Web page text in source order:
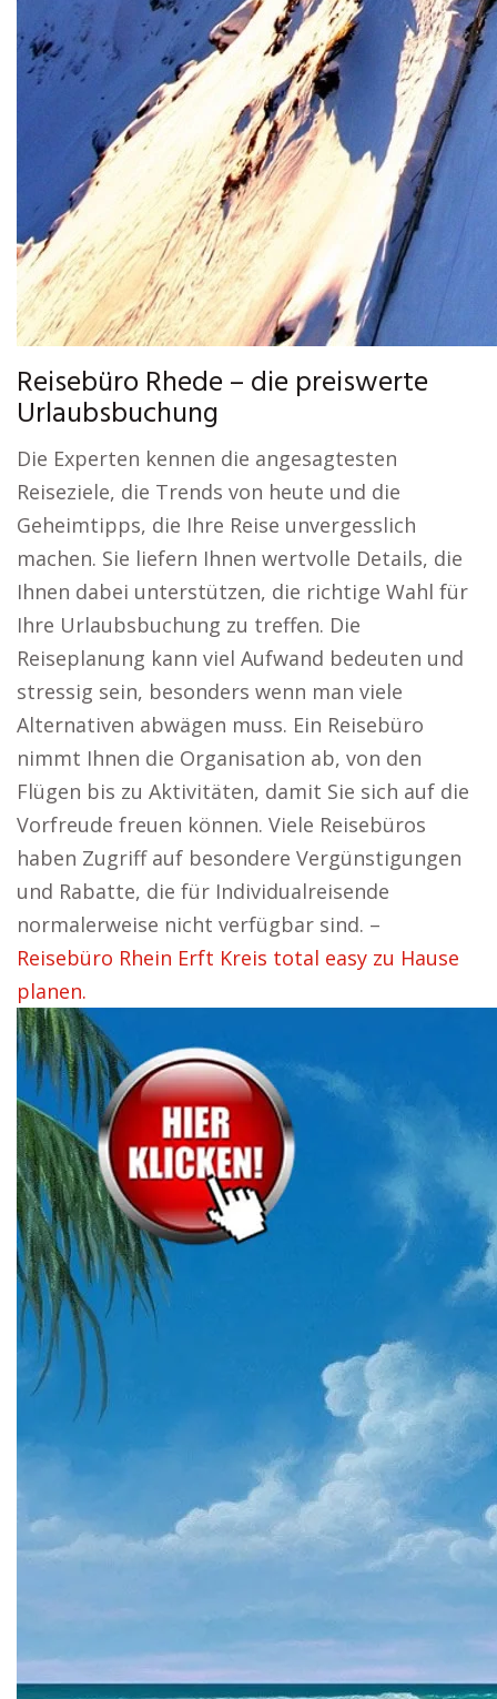
Reisebüro Rhede – die preiswerte
Urlaubsbuchung
Die Experten kennen die angesagtesten
Reiseziele, die Trends von heute und die
Geheimtipps, die Ihre Reise unvergesslich
machen. Sie liefern Ihnen wertvolle Details, die
Ihnen dabei unterstützen, die richtige Wahl für
Ihre Urlaubsbuchung zu treffen. Die
Reiseplanung kann viel Aufwand bedeuten und
stressig sein, besonders wenn man viele
Alternativen abwägen muss. Ein Reisebüro
nimmt Ihnen die Organisation ab, von den
Flügen bis zu Aktivitäten, damit Sie sich auf die
Vorfreude freuen können. Viele Reisebüros
haben Zugriff auf besondere Vergünstigungen
und Rabatte, die für Individualreisende
normalerweise nicht verfügbar sind. –
Reisebüro Rhein Erft Kreis total easy zu Hause
planen.